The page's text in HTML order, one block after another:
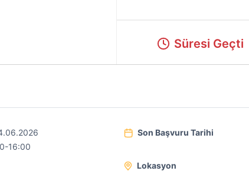
Süresi Geçti
16:00
Son Başvuru Tarihi
Lokasyon